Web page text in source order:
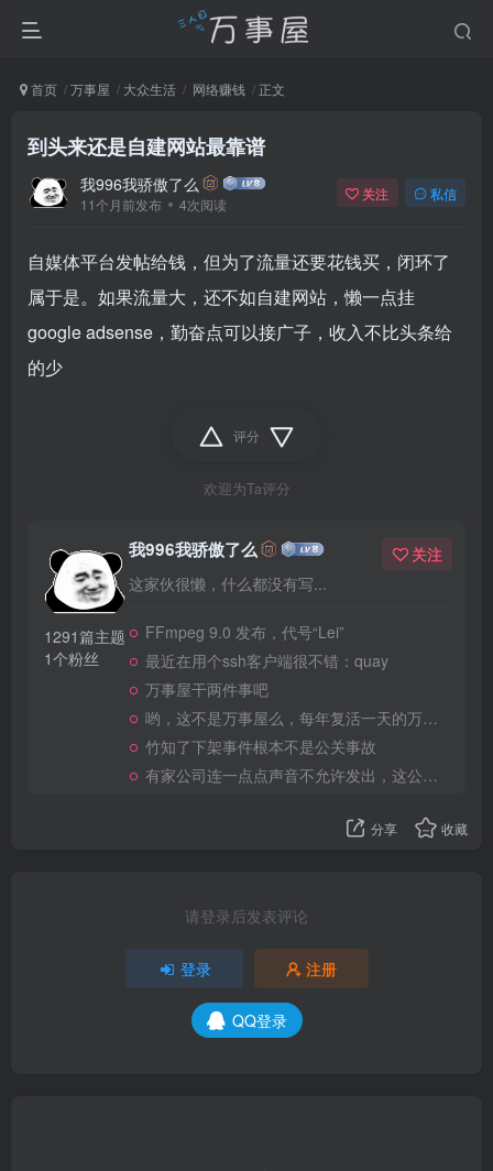
首页 万事屋 大众生活 网络赚钱 正文
到头来还是自建网站最靠谱
我996我骄傲了么
11个月前发布 4次阅读
关注 私信
自媒体平台发帖给钱，但为了流量还要花钱买，闭环了
属于是。如果流量大，还不如自建网站，懒一点挂
google adsense，勤奋点可以接广子，收入不比头条给
的少
评分
欢迎为Ta评分
1291篇主题
1个粉丝
我996我骄傲了么
这家伙很懒，什么都没有写...
关注
FFmpeg 9.0 发布，代号“Lei”
最近在用个ssh客户端很不错：quay
万事屋干两件事吧
哟，这不是万事屋么，每年复活一天的万事屋
竹知了下架事件根本不是公关事故
有家公司连一点点声音不允许发出，这公司做大了就是我国乃至全世界的灾难
分享 收藏
请登录后发表评论
登录 注册
QQ登录